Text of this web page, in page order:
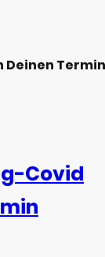
Covid